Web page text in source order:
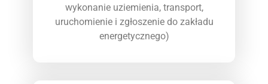
wykonanie uziemienia, transport,
uruchomienie i zgłoszenie do zakładu
energetycznego)